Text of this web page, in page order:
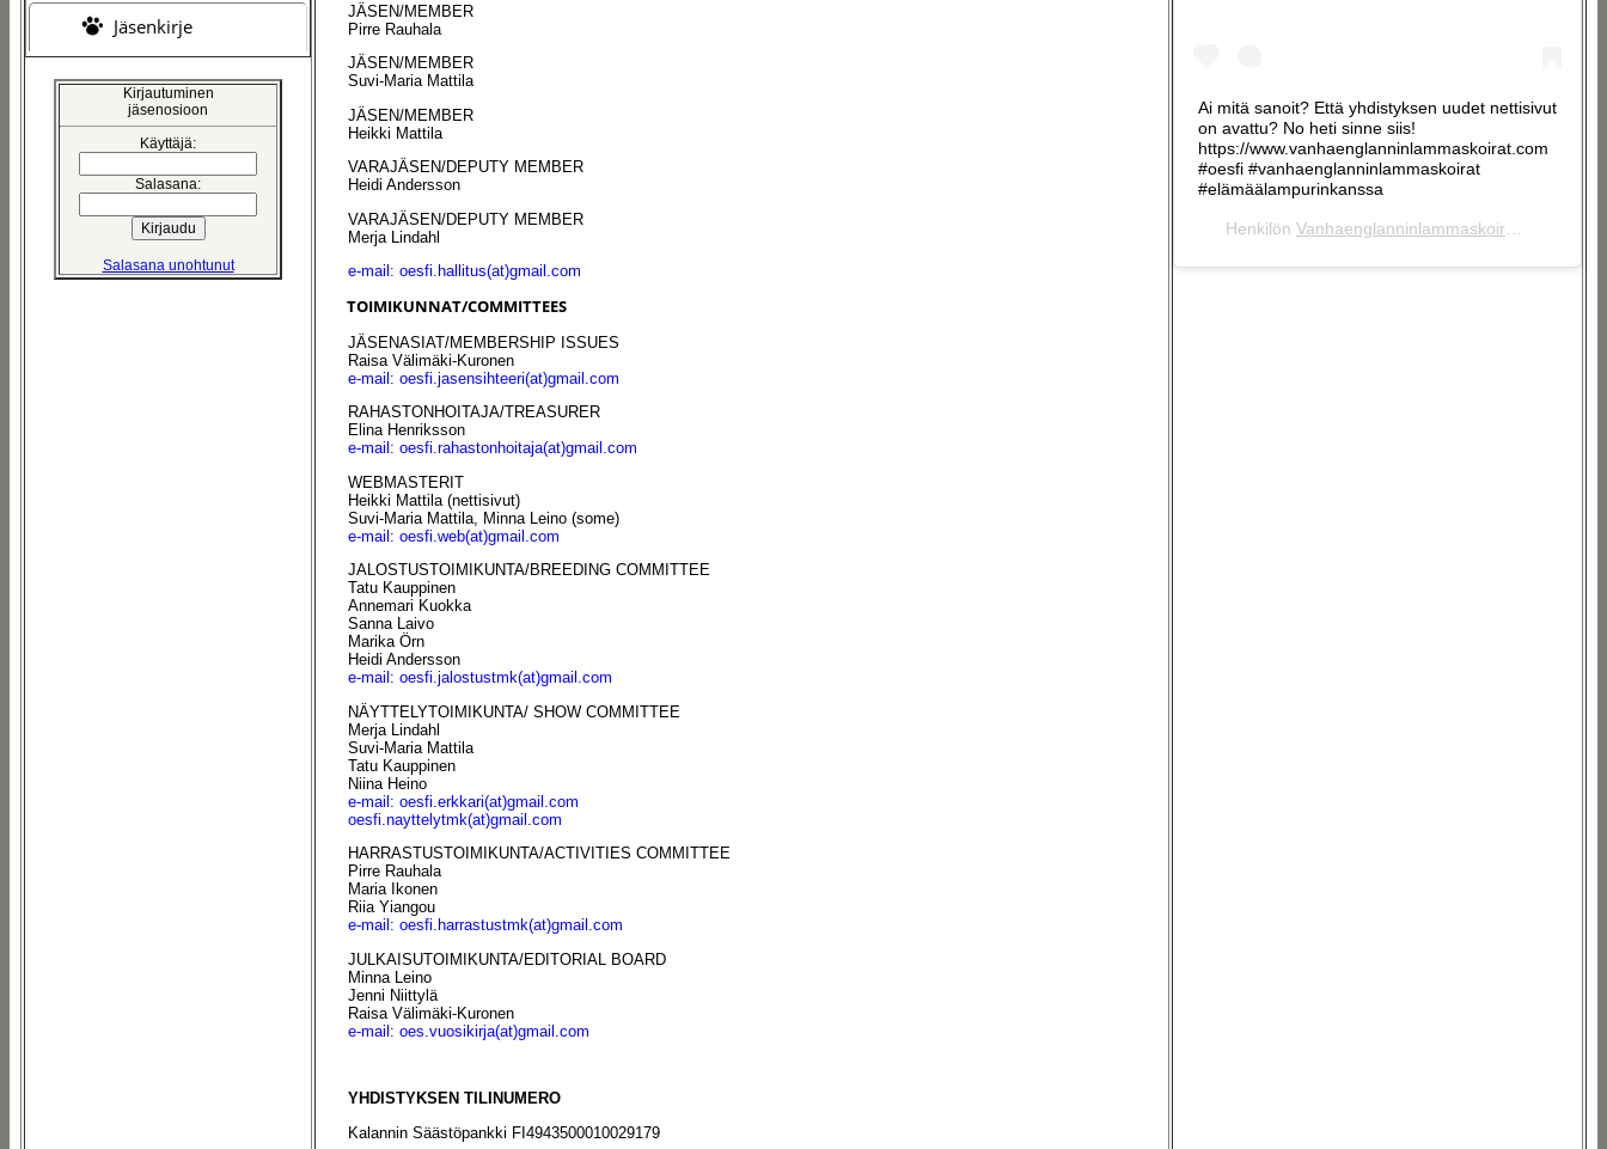
Jäsenkirje
Kirjautuminen
jäsenosioon
Käyttäjä:
Salasana:
Salasana unohtunut
JÄSEN/MEMBER
Pirre Rauhala
JÄSEN/MEMBER
Suvi-Maria Mattila
JÄSEN/MEMBER
Heikki Mattila
VARAJÄSEN/DEPUTY MEMBER
Heidi Andersson
VARAJÄSEN/DEPUTY MEMBER
Merja Lindahl
e-mail: oesfi.hallitus(at)gmail.com
TOIMIKUNNAT/COMMITTEES
JÄSENASIAT/MEMBERSHIP ISSUES
Raisa Välimäki-Kuronen
e-mail: oesfi.jasensihteeri(at)gmail.com
RAHASTONHOITAJA/TREASURER
Elina Henriksson
e-mail: oesfi.rahastonhoitaja(at)gmail.com
WEBMASTERIT
Heikki Mattila (nettisivut)
Suvi-Maria Mattila, Minna Leino (some)
e-mail: oesfi.web(at)gmail.com
JALOSTUSTOIMIKUNTA/BREEDING COMMITTEE
Tatu Kauppinen
Annemari Kuokka
Sanna Laivo
Marika Örn
Heidi Andersson
e-mail: oesfi.jalostustmk(at)gmail.com
NÄYTTELYTOIMIKUNTA/ SHOW COMMITTEE
Merja Lindahl
Suvi-Maria Mattila
Tatu Kauppinen
Niina Heino
e-mail: oesfi.erkkari(at)gmail.com
oesfi.nayttelytmk(at)gmail.com
HARRASTUSTOIMIKUNTA/ACTIVITIES COMMITTEE
Pirre Rauhala
Maria Ikonen
Riia Yiangou
e-mail: oesfi.harrastustmk(at)gmail.com
JULKAISUTOIMIKUNTA/EDITORIAL BOARD
Minna Leino
Jenni Niittylä
Raisa Välimäki-Kuronen
e-mail: oes.vuosikirja(at)gmail.com
YHDISTYKSEN TILINUMERO
Kalannin Säästöpankki FI4943500010029179
Ai mitä sanoit? Että yhdistyksen uudet nettisivut
on avattu? No heti sinne siis!
https://www.vanhaenglanninlammaskoirat.com
#oesfi #vanhaenglanninlammaskoirat
#elämäälampurinkanssa
Henkilön Vanhaenglanninlammaskoirat ry